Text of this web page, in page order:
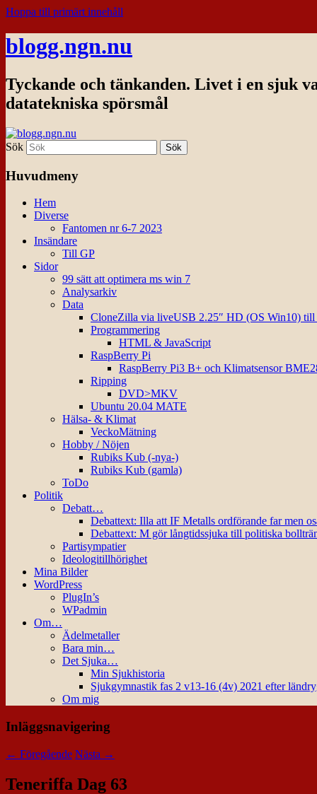
Hoppa till primärt innehåll
blogg.ngn.nu
Tyckande och tänkanden. Livet i en sjuk
datatekniska spörsmål
Sök
Huvudmeny
Hem
Diverse
Fantomen nr 6-7 2023
Insändare
Till GP
Sidor
99 sätt att optimera ms win 7
Analysarkiv
Data
CloneZilla via liveUSB 2.25″ HD (OS Win10) till
Programmering
HTML & JavaScript
RaspBerry Pi
RaspBerry Pi3 B+ och Klimatsensor
Ripping
DVD>MKV
Ubuntu 20.04 MATE
Hälsa- & Klimat
VeckoMätning
Hobby / Nöjen
Rubiks Kub (-nya-)
Rubiks Kub (gamla)
ToDo
Politik
Debatt…
Debattext: Illa att IF Metalls ordförande far men
Debattext: M gör långtidssjuka till politiska
Partisympatier
Ideologitillhörighet
Mina Bilder
WordPress
PlugIn’s
WPadmin
Om…
Ädelmetaller
Bara min…
Det Sjuka…
Min Sjukhistoria
Sjukgymnastik fas 2 v13-16 (4v) 2021 efter
Om mig
Inläggsnavigering
← Föregående Nästa →
Teneriffa Dag 63